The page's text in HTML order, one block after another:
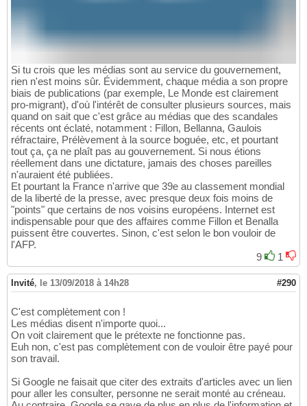
Si tu crois que les médias sont au service du gouvernement,
rien n'est moins sûr. Évidemment, chaque média a son propre
biais de publications (par exemple, Le Monde est clairement
pro-migrant), d'où l'intérêt de consulter plusieurs sources, mais
quand on sait que c'est grâce au médias que des scandales
récents ont éclaté, notamment : Fillon, Bellanna, Gaulois
réfractaire, Prélèvement à la source boguée, etc, et pourtant
tout ça, ça ne plaît pas au gouvernement. Si nous étions
réellement dans une dictature, jamais des choses pareilles
n'auraient été publiées.
Et pourtant la France n'arrive que 39e au classement mondial
de la liberté de la presse, avec presque deux fois moins de
"points" que certains de nos voisins européens. Internet est
indispensable pour que des affaires comme Fillon et Benalla
puissent être couvertes. Sinon, c'est selon le bon vouloir de
l'AFP.
9
1
Invité, le 13/09/2018 à 14h28 #290
C'est complètement con !
Les médias disent n'importe quoi...
On voit clairement que le prétexte ne fonctionne pas.
Euh non, c'est pas complètement con de vouloir être payé pour
son travail.
Si Google ne faisait que citer des extraits d'articles avec un lien
pour aller les consulter, personne ne serait monté au créneau.